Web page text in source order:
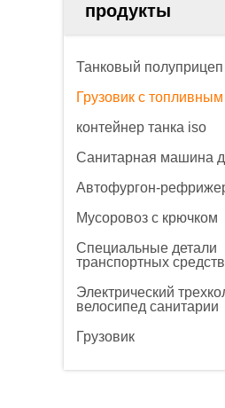
продукты
Танковый полуприцеп
Грузовик с
контейнер танка iso
Санитарная машина
Автофургон-
Мусоровоз с крючком
Специальные детали
транспортных средств
Электрический
велосипед санитарии
Грузовик